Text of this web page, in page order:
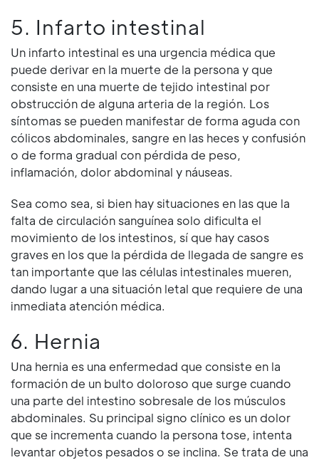
5. Infarto intestinal
Un infarto intestinal es una urgencia médica que
puede derivar en la muerte de la persona y que
consiste en una muerte de tejido intestinal por
obstrucción de alguna arteria de la región. Los
síntomas se pueden manifestar de forma aguda con
cólicos abdominales, sangre en las heces y confusión
o de forma gradual con pérdida de peso,
inflamación, dolor abdominal y náuseas.
Sea como sea, si bien hay situaciones en las que la
falta de circulación sanguínea solo dificulta el
movimiento de los intestinos, sí que hay casos
graves en los que la pérdida de llegada de sangre es
tan importante que las células intestinales mueren,
dando lugar a una situación letal que requiere de una
inmediata atención médica.
6. Hernia
Una hernia es una enfermedad que consiste en la
formación de un bulto doloroso que surge cuando
una parte del intestino sobresale de los músculos
abdominales. Su principal signo clínico es un dolor
que se incrementa cuando la persona tose, intenta
levantar objetos pesados o se inclina. Se trata de una